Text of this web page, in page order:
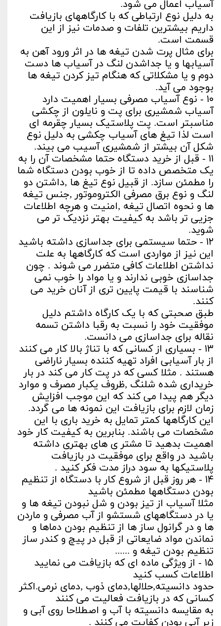
آسیاب اعمال می شود.
به دلیل نوع ارتباطی که با کارگاههای بازیافت
داریم بیشترین تلفات و صدمات نیز از این
قسمت است.
برای مثال پرت شدن تیغه ها در اثر ورود آهن به
آسیابها و یا جداشدن لنگ در آسیاب ها دست
دوم و یا مشکلاتی که هنگام تیز کردن تیغه ها
بوجود می آید.
۱۰ - نوع آسیاب مصرفی بسیار اهمیت دارد
آسیاب شمشیری برای پت و نایلون از چکشی
مناسبتر است. پت پلاستیک بسیار چقرمه ای
است لذا تیغ های آسیاب چکشی به دلیل نوع
شکل آن بیشتر از شمشیری آسیب می بیند.
۱۱ - قبل از خرید دستگاه حتما مشخصات آن را به
یک متخصص داده تا از خوب بودن دستگاه شما
را مطمئن سازد. از قبیل نوع تیغ ها ,داشتن دو
لنگ و نوع برق مصرفی الکتروموتور ,جنس تیغه
ها و نحوه اتصال تیغه ,امنیت و هرچه اطلاعات
جزیی تر باشد به کیفیت بهتر نزدیک تر می
شوید.
۱۲ - حتما سیستمی برای جداسازی داشته باشید
این نیز از مواردی است که کارگاهها به علت
نداشتن اطلاعات کافی متضرر می شوند . چون
جداسازی خوبی ندارند و یا مواد را خوب نمی
شناسند با قیمت پایین تری از آنان خرید می
کنند.
طبق صحبتی که با یک کارگاه داشتم دلیل
موفقیت خود را نسبت به رقبا داشتن تسمه
نقاله برای جداسازی می دانست.
۱۳ - بسیاری از کسانی که با تناژ بالا کار می کنند
از بار آسیابی افراد تهیه کننده بسیار ناراضی
هستند . مثلا کسی که در پت کار می کند در بار
خریداری شده شلنگ ,ظروف یکبار مصرف و موارد
دیگر هم پیدا می کند که این موجب افزایش
زمان لازم برای بازیافت این نمونه ها می گردد.
این کارگاهها کمتر تمایل به خرید باری با این
مشخصات می باشند. بنابرین به کیفیت کار خود
اهمیت بدهید تا مشتر ی های بهتری داشته
باشید در واقع برای موفقیت در بازیافت
پلاستیکها به سود دراز مدت فکر کنید .
۱۴ - هر روز قبل از شروع کار با دستگاه از تنظیم
بودن دستگاهها مطمئن باشید
مثلا آسیاب از تیز بودن و شل نبودن تیغه ها و
یا در دستگاههای شستشو از آب مصرفی و ماردن
ها و در گرانول ساز ها از تنظیم بودن دماها و
نماندن مواد ضایعاتی از قبل در پیچ و کندر ساز
تنظیم بودن تیغه و ......
۱۵ - از ویژگی ماده ای که بازیافت می نمایید
اطلاعات کسب کنید
حدود دانسیته,حلالها,دمای ذوب ,دمای نرمی.اکثر
کسانی که در بازیافت فعالیت می کنند
به مقایسه دانسیته با آب و اصطلاحا روی آبی و
زیر آبی بودن کفایت می کنند .